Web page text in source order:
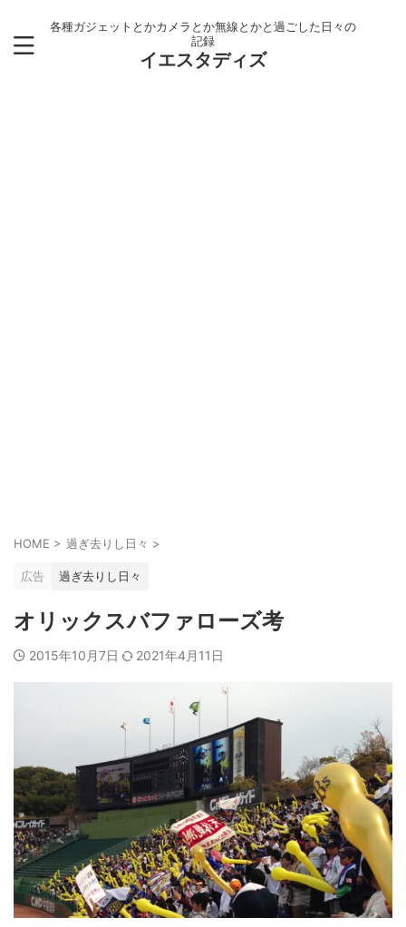
各種ガジェットとかカメラとか無線とかと過ごした日々の
記録
イエスタディズ
HOME > 過ぎ去りし日々 >
広告 過ぎ去りし日々
オリックスバファローズ考
2015年10月7日 2021年4月11日